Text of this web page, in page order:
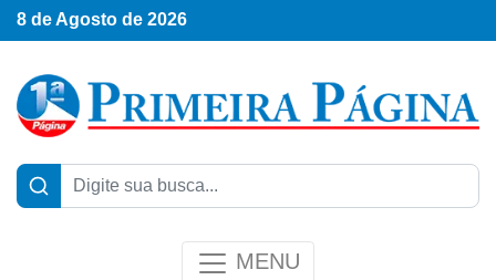
8 de Agosto de 2026
MENU